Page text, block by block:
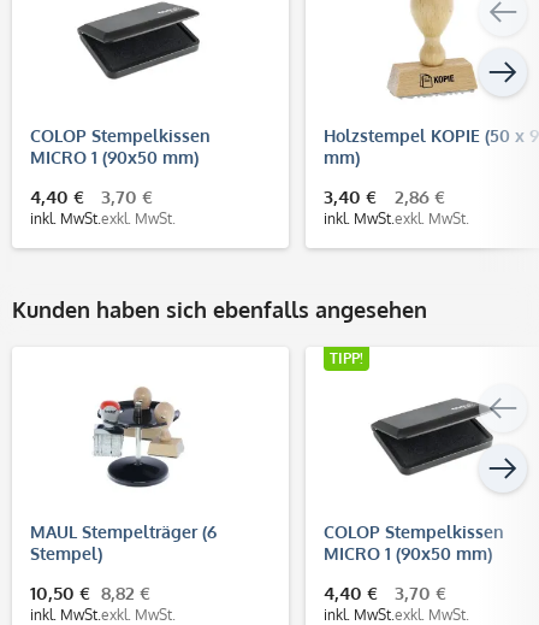
COLOP Stempelkissen
MICRO 1 (90x50 mm)
4,40 €
inkl. MwSt.
3,70 €
exkl. MwSt.
Holzstempel KOPIE (50 x 9
mm)
3,40 €
inkl. MwSt.
2,86 €
exkl. MwSt.
Kunden haben sich ebenfalls angesehen
MAUL Stempelträger (6
Stempel)
10,50 €
inkl. MwSt.
8,82 €
exkl. MwSt.
TIPP!
COLOP Stempelkissen
MICRO 1 (90x50 mm)
4,40 €
inkl. MwSt.
3,70 €
exkl. MwSt.